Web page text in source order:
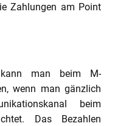
Zahlungen am Point
man beim M-
wenn man gänzlich
beim
Das Bezahlen